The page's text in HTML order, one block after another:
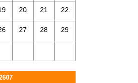
20 21 22
27 28 29